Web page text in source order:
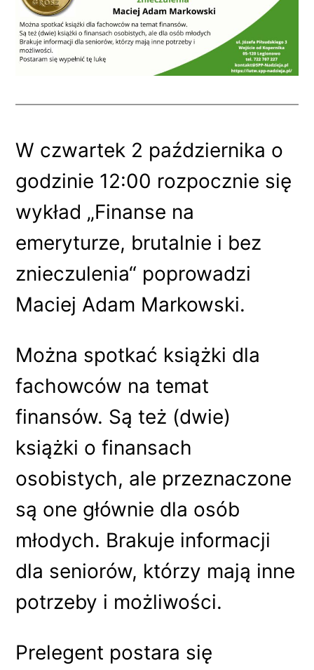
W czwartek 2 października o
godzinie 12:00 rozpocznie się
wykład „Finanse na
emeryturze, brutalnie i bez
znieczulenia“ poprowadzi
Maciej Adam Markowski.
Można spotkać książki dla
fachowców na temat
finansów. Są też (dwie)
książki o finansach
osobistych, ale przeznaczone
są one głównie dla osób
młodych. Brakuje informacji
dla seniorów, którzy mają inne
potrzeby i możliwości.
Prelegent postara się